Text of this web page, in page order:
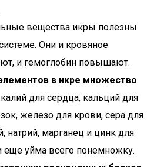
вещества икры полезны
Они и кровяное
и гемоглобин повышают.
в икре множество
для сердца, кальций для
железо для крови, сера для
натрий, марганец и цинк для
уйма всего понемножку.